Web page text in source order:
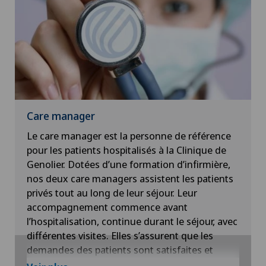
travail, il propose des objectifs et des mesures
visant à améliorer les conditions de travail pour
tous les collaborateurs.
Care manager
Le care manager est la personne de référence
pour les patients hospitalisés à la Clinique de
Genolier. Dotées d’une formation d’infirmière,
nos deux care managers assistent les patients
privés tout au long de leur séjour. Leur
accompagnement commence avant
l’hospitalisation, continue durant le séjour, avec
différentes visites. Elles s’assurent que les
demandes des patients sont satisfaites et